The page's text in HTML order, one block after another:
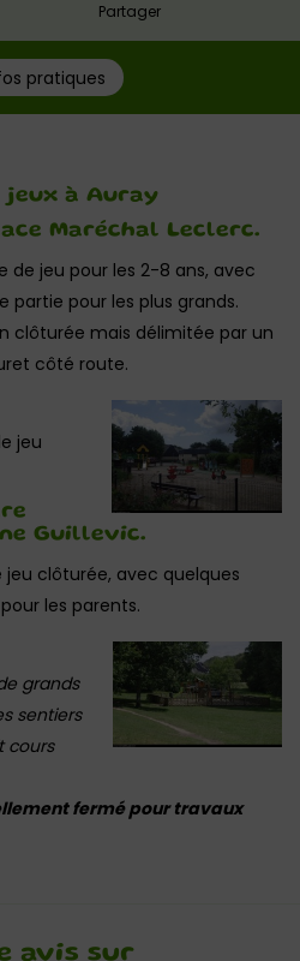
Partager
pratiques
jeux à Auray
Maréchal Leclerc.
de jeu pour les 2-8 ans, avec
partie pour les plus grands.
clôturée mais délimitée par un
côté route.
jeu
Guillevic.
jeu clôturée, avec quelques
les parents.
grands
sentiers
cours
fermé pour travaux
avis sur